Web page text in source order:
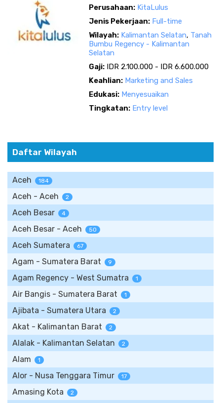
Perusahaan: KitaLulus
Jenis Pekerjaan: Full-time
Wilayah: Kalimantan Selatan, Tanah
Bumbu Regency - Kalimantan
Selatan
Gaji: IDR 2.100.000 - IDR 6.600.000
Keahlian: Marketing and Sales
Edukasi: Menyesuaikan
Tingkatan: Entry level
Daftar Wilayah
Aceh 184
Aceh - Aceh 2
Aceh Besar 4
Aceh Besar - Aceh 50
Aceh Sumatera 67
Agam - Sumatera Barat 9
Agam Regency - West Sumatra 1
Air Bangis - Sumatera Barat 1
Ajibata - Sumatera Utara 2
Akat - Kalimantan Barat 2
Alalak - Kalimantan Selatan 2
Alam 1
Alor - Nusa Tenggara Timur 17
Amasing Kota 2